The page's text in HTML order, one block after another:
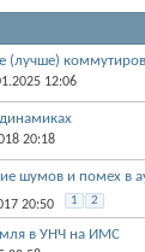
(лучше)
12:06
20:18
шумов и помех в
1 2